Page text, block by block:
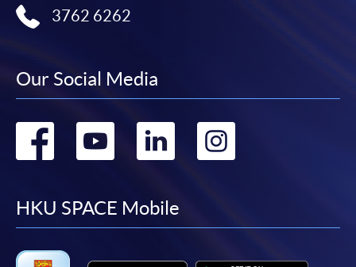
3762 6262
Our Social Media
Go
facebook
Go
youtube
Go
linkedin
Go
HKU SPACE Mobile